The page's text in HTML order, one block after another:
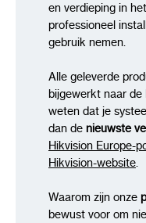
en verdieping in
professioneel
gebruik nemen.
Alle geleverde
bijgewerkt naar
weten dat je
dan de nieuwste
Hikvision Europe-
Hikvision-website.
Waarom zijn onze
bewust voor om